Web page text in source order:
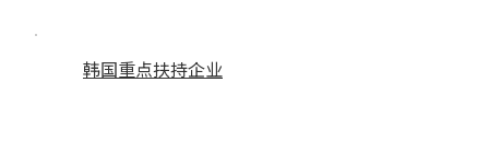
韩国重点扶持企业